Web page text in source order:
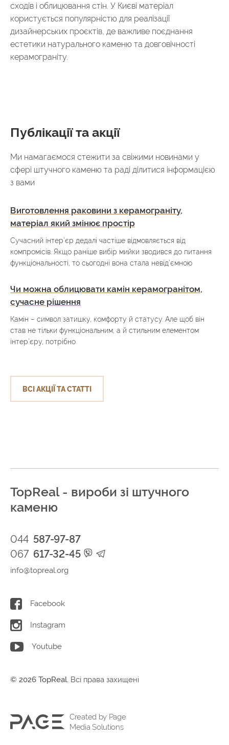
сходів і облицювання стін. У Києві матеріал
користується популярністю для реалізації
дизайнерських проєктів, де важливе поєднання
естетики натурального каменю та довговічності
керамограніту.
Публікації та акції
Ми намагаємося стежити за свіжими новинами у
сфері штучного каменю та раді ділитися інформацією
з вами
Виготовлення раковини з керамограніту,
матеріал який змінює простір
Сучасний інтер’єр дедалі частіше відмовляється від
компромісів. Якщо раніше вибір мийки зводився до питання
функціональності, то сьогодні вона стала невід’ємною
Чи можна облицювати камін керамогранітом,
сучасне рішення
Камін – символ затишку, комфорту й статусу. Але щоб він
став не тільки функціональним, а й стильним елементом
інтер’єру, потрібно
ВСІ АКЦІЇ ТА СТАТТІ
TopReal - вироби зі штучного
каменю
044 587-97-87
067 617-32-45
info@topreal.org
Facebook
Instagram
Youtube
© 2026 TopReal. Всі права захищені
Created by Page
Media Solutions